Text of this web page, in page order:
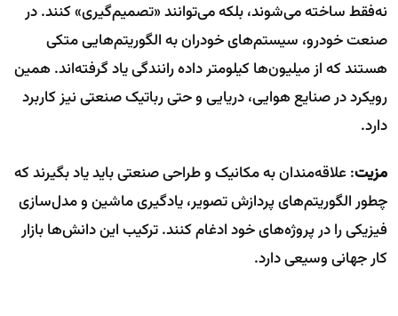
نه‌فقط ساخته می‌شوند، بلکه می‌توانند «تصمیم‌گیری» کنند. در
صنعت خودرو، سیستم‌های خودران به الگوریتم‌هایی متکی
هستند که از میلیون‌ها کیلومتر داده رانندگی یاد گرفته‌اند. همین
رویکرد در صنایع هوایی، دریایی و حتی رباتیک صنعتی نیز کاربرد
دارد.
مزیت: علاقه‌مندان به مکانیک و طراحی صنعتی باید یاد بگیرند که
چطور الگوریتم‌های پردازش تصویر، یادگیری ماشین و مدل‌سازی
فیزیکی را در پروژه‌های خود ادغام کنند. ترکیب این دانش‌ها بازار
کار جهانی وسیعی دارد.